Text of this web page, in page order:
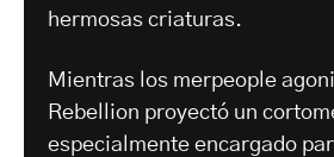
hermosas criaturas.
Mientras los merpeople
Rebellion proyectó un
especialmente encargado